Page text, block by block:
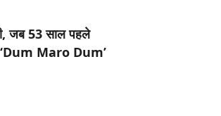
जब 53 साल पहले
‘Dum Maro Dum’